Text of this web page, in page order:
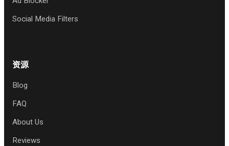
Social Media Filters
资源
Blog
FAQ
About Us
Reviews